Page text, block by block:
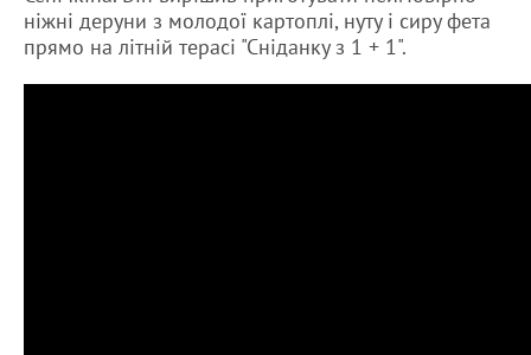
ніжні деруни з молодої картоплі, нуту і сиру фета
прямо на літній терасі "Сніданку з 1 + 1".